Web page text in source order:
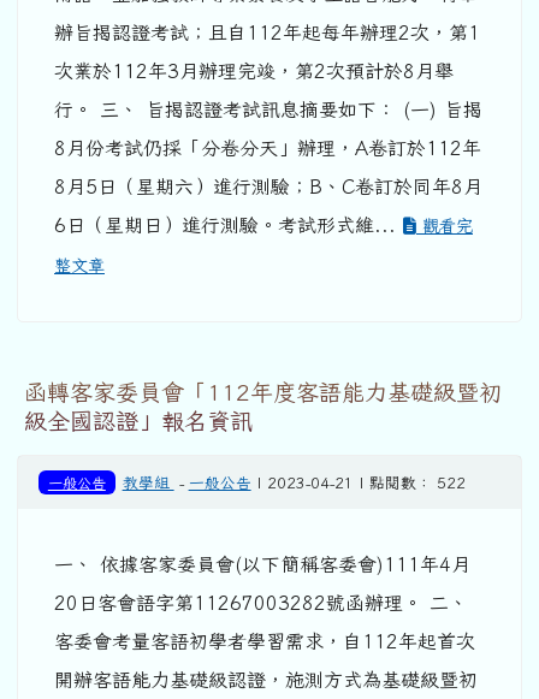
辦旨揭認證考試；且自112年起每年辦理2次，第1
次業於112年3月辦理完竣，第2次預計於8月舉
行。 三、 旨揭認證考試訊息摘要如下： (一) 旨揭
8月份考試仍採「分卷分天」辦理，A卷訂於112年
8月5日（星期六）進行測驗；B、C卷訂於同年8月
6日（星期日）進行測驗。考試形式維...
觀看完
整文章
函轉客家委員會「112年度客語能力基礎級暨初
級全國認證」報名資訊
一般公告 教學組 - 一般公告 | 2023-04-21 | 點閱數： 522
一、 依據客家委員會(以下簡稱客委會)111年4月
20日客會語字第11267003282號函辦理。 二、
客委會考量客語初學者學習需求，自112年起首次
開辦客語能力基礎級認證，施測方式為基礎級暨初